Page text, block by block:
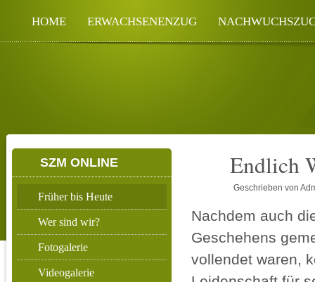
HOME ERWACHSENENZUG
Endlich
Geschrieben von
Nachdem auch
Geschehens
vollendet waren,
SZM ONLINE
Früher bis Heute
Wer sind wir?
Fotogalerie
Videogalerie